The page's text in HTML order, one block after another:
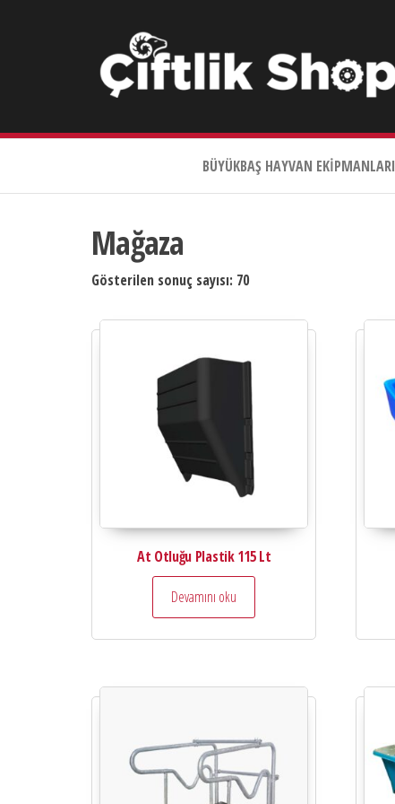
Shop
3989
BÜYÜKBAŞ HAYVAN EKIPMANLARI
Mağaza
Gösterilen sonuç sayısı: 70
At Otluğu Plastik 115 Lt
Devamını oku